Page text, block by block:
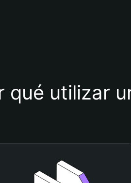
qué utilizar